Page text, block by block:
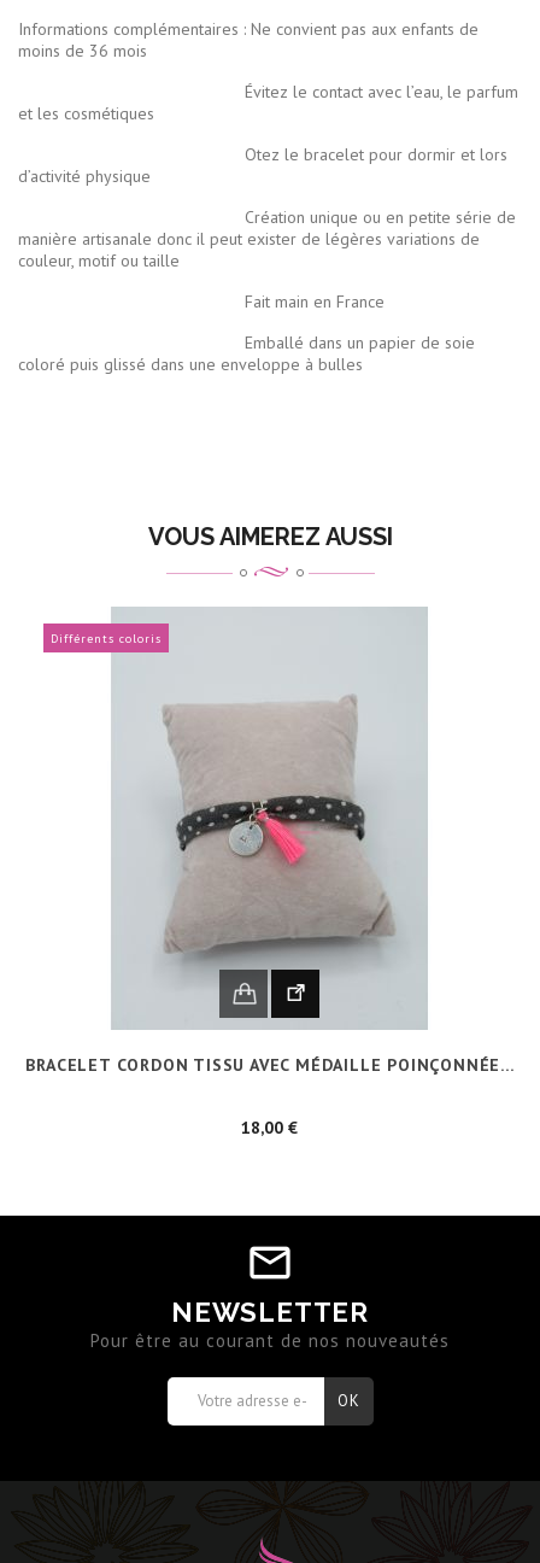
Informations complémentaires : Ne convient pas aux enfants de
moins de 36 mois
Évitez le contact avec l’eau, le parfum
et les cosmétiques
Otez le bracelet pour dormir et lors
d’activité physique
Création unique ou en petite série de
manière artisanale donc il peut exister de légères variations de
couleur, motif ou taille
Fait main en France
Emballé dans un papier de soie
coloré puis glissé dans une enveloppe à bulles
VOUS AIMEREZ AUSSI
Différents coloris
BRACELET CORDON TISSU AVEC MÉDAILLE POINÇONNÉE...
18,00 €Prix
NEWSLETTER
Pour être au courant de nos nouveautés